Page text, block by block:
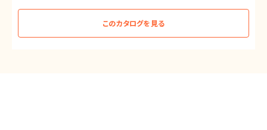
このカタログを見る